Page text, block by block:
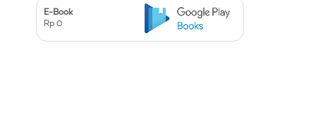
E-Book
Rp 0